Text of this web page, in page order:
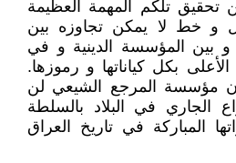
تحقیق تلكم المهمة العظیمة
خط لا یمکن تجاوزه بین
و بین المؤسسة الدینیة و في
بکل کیاناتها و رموزها.
مؤسسة المرجع الشیعي لن
في البلاد بالسلطة
المبارکة في تاریخ العراق